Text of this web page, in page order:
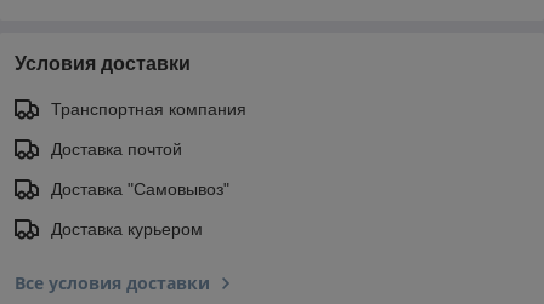
Условия доставки
Транспортная компания
Доставка почтой
Доставка "Самовывоз"
Доставка курьером
Все условия доставки